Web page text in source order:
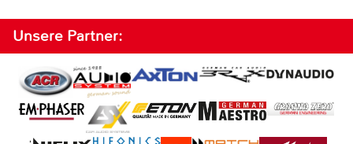
Unsere Partner: